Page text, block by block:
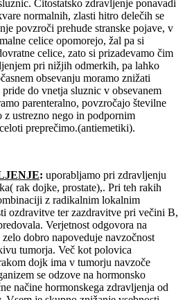
Citostatsko zdravljenje ponavadi
normalnih, zlasti hitro delečih se
povzroči prehude stranske pojave, v
celice opomorejo, žal pa si
celice, zato si prizadevamo čim
pri nižjih odmerkih, pa lahko
obsevanju moramo znižati
do vnetja sluznic v obsevanem
parenteralno, povzročajo številne
ustrezno nego in podpornim
preprečimo.(antiemetiki).
: uporabljamo pri zdravljenju
rak dojke, prostate),. Pri teh rakih
z radikalnim lokalnim
ozdravitve ter zazdravitve pri večini B,
Verjetnost odgovora na
dobro napoveduje navzočnost
tumorja. Več kot polovica
dojk ima v tumorju navzoče
se odzove na hormonsko
načine hormonskega zdravljenja od